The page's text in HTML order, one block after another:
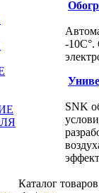
-10С°.
SNK
Каталог